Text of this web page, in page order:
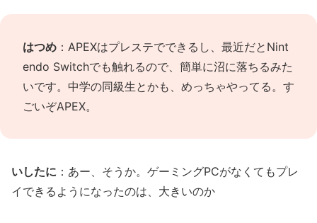
はつめ ：APEXはプレステでできるし、最近だとNint
endo Switchでも触れるので、簡単に沼に落ちるみた
いです。中学の同級生とかも、めっちゃやってる。す
ごいぞAPEX。
いしたに ：あー、そうか。ゲーミングPCがなくてもプレ
イできるようになったのは、大きいのか